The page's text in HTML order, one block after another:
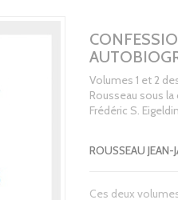
Volumes 1 et 2
Rousseau sous
Frédéric S.
ROUSSEAU JEAN-
Ces deux